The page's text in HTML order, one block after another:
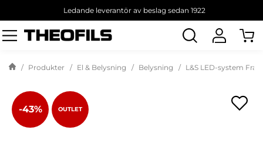
Ledande leverantör av beslag sedan 1922
Sök
produkt
Produkter El & Belysning Belysning L&S LED-system
-43% OUTLET